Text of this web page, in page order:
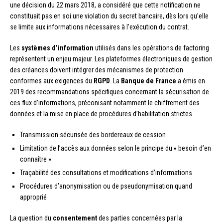
une décision du 22 mars 2018, a considéré que cette notification ne
constituait pas en soi une violation du secret bancaire, dès lors qu’elle
se limite aux informations nécessaires à l’exécution du contrat.
Les systèmes d’information utilisés dans les opérations de factoring
représentent un enjeu majeur. Les plateformes électroniques de gestion
des créances doivent intégrer des mécanismes de protection
conformes aux exigences du RGPD. La Banque de France a émis en
2019 des recommandations spécifiques concernant la sécurisation de
ces flux d’informations, préconisant notamment le chiffrement des
données et la mise en place de procédures d’habilitation strictes.
Transmission sécurisée des bordereaux de cession
Limitation de l’accès aux données selon le principe du « besoin d’en
connaître »
Traçabilité des consultations et modifications d’informations
Procédures d’anonymisation ou de pseudonymisation quand
approprié
La question du consentementdes parties concernées par la